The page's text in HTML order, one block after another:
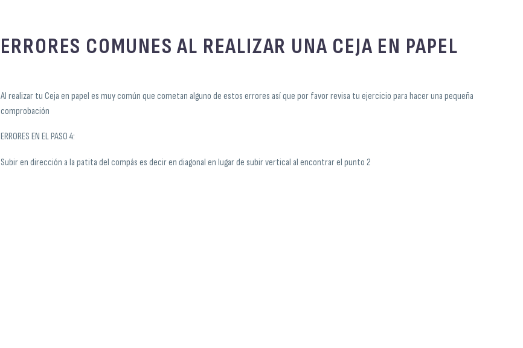
ERRORES COMUNES AL REALIZAR UNA CEJA EN PAPEL
Al realizar tu Ceja en papel es muy común que cometan alguno de estos errores así que por favor revisa tu ejercicio para hacer una pequeña
comprobación
ERRORES EN EL PASO 4:
Subir en dirección a la patita del compás es decir en diagonal en lugar de subir vertical al encontrar el punto 2